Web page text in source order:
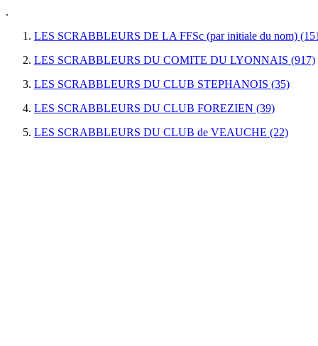
.
LES SCRABBLEURS DE LA FFSc (par initiale du nom)
LES SCRABBLEURS DU COMITE DU LYONNAIS (917)
LES SCRABBLEURS DU CLUB STEPHANOIS (35)
LES SCRABBLEURS DU CLUB FOREZIEN (39)
LES SCRABBLEURS DU CLUB de VEAUCHE (22)